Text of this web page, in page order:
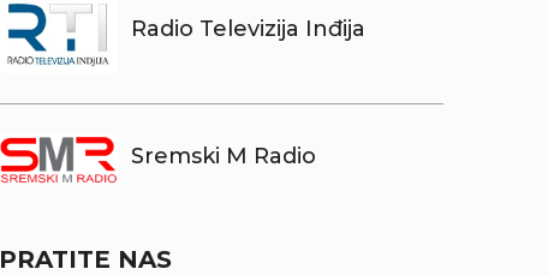
Radio Televizija Inđija
Sremski M Radio
PRATITE NAS